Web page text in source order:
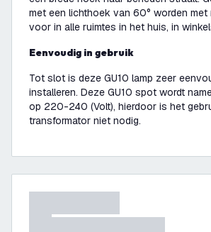
met een lichthoek van 60° worden met
voor in alle ruimtes in het huis, in
Eenvoudig in gebruik
Tot slot is deze GU10 lamp zeer
installeren. Deze GU10 spot wordt
op 220-240 (Volt), hierdoor is het
transformator niet nodig.